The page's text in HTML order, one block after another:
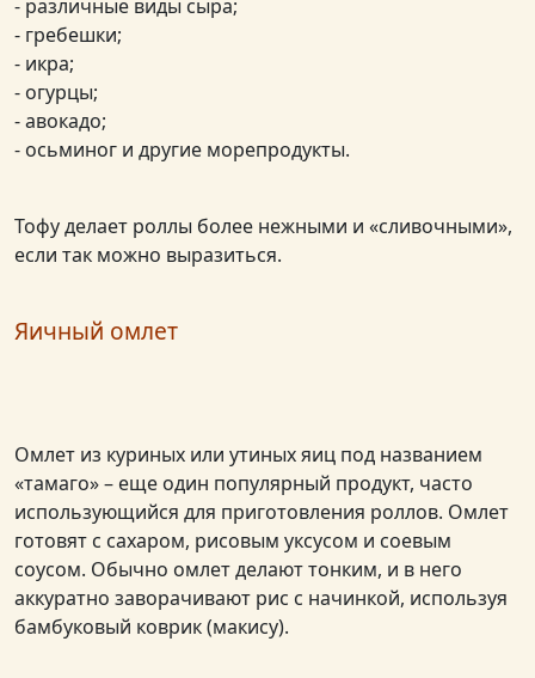
- различные виды сыра;
- гребешки;
- икра;
- огурцы;
- авокадо;
- осьминог и другие морепродукты.
Тофу делает роллы более нежными и «сливочными»,
если так можно выразиться.
Яичный омлет
Омлет из куриных или утиных яиц под названием
«тамаго» – еще один популярный продукт, часто
использующийся для приготовления роллов. Омлет
готовят с сахаром, рисовым уксусом и соевым
соусом. Обычно омлет делают тонким, и в него
аккуратно заворачивают рис с начинкой, используя
бамбуковый коврик (макису).